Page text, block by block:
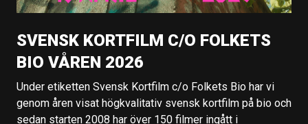
SVENSK KORTFILM C/O FOLKETS
BIO VÅREN 2026
Under etiketten Svensk Kortfilm c/o Folkets Bio har vi
genom åren visat högkvalitativ svensk kortfilm på bio och
sedan starten 2008 har över 150 filmer ingått i